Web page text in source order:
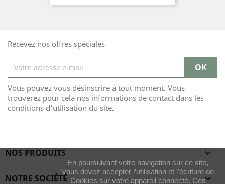
Recevez nos offres spéciales
Vous pouvez vous désinscrire à tout moment. Vous
trouverez pour cela nos informations de contact dans les
conditions d'utilisation du site.
NOS PRODUITS 
NOTRE SOCIÉTÉ 
En poursuivant votre navigation sur ce site,
vous devez accepter l’utilisation et l'écriture de
Cookies sur votre appareil connecté. Ces